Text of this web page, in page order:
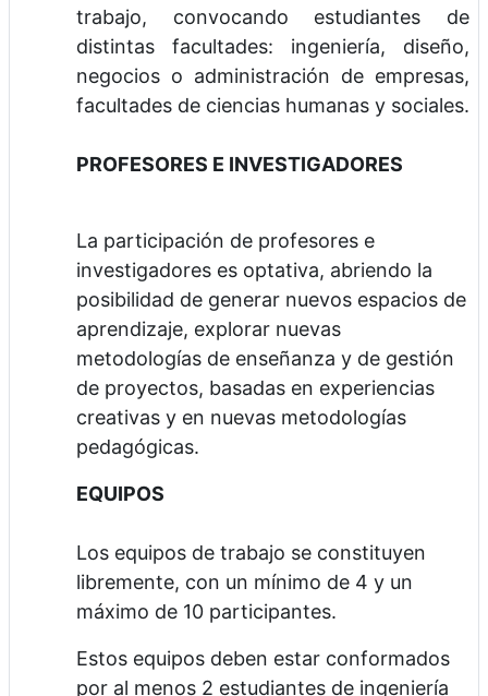
trabajo, convocando estudiantes de
distintas facultades: ingeniería, diseño,
negocios o administración de empresas,
facultades de ciencias humanas y sociales.
PROFESORES E INVESTIGADORES
La participación de profesores e
investigadores es optativa, abriendo la
posibilidad de generar nuevos espacios de
aprendizaje, explorar nuevas
metodologías de enseñanza y de gestión
de proyectos, basadas en experiencias
creativas y en nuevas metodologías
pedagógicas.
EQUIPOS
Los equipos de trabajo se constituyen
libremente, con un mínimo de 4 y un
máximo de 10 participantes.
Estos equipos deben estar conformados
por al menos 2 estudiantes de ingeniería